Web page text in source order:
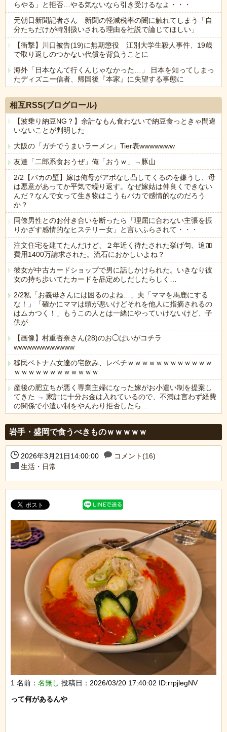
らやる」と拒否…やる気ないなら引き受けるなよ・・・
元朝日新聞記者さん 新聞の軽減税率の闇に触れてしまう「自
分たちだけが特別扱いされる理由を社説で論じてほしい」
【衝撃】川口被告(19)に無期懲役 江別大学生殺人事件、19歳
で取り返しのつかない代償を背負うことに
海外「日本なんて行くんじゃなかった…」 日本を知ってしまっ
たディズニー信者、帰国後『本家』に失望する事態に
相互RSS(ブログロール)
【波乗り納豆NG？】余計なもん食わないで納豆食っときゃ間違
いないことが判明した
大阪の「ガチでうまいラーメン」Tier表wwwwwww
友達「二郎系食おうぜ」俺「おうｗ」→豚山
2/2【バカの壁】嫁は俺母がアポなし凸してくるのを嫌うし、母
は悪意があってか平気で繰り返す。なぜ嫁姑は仲良くできない
んだ？なんで女って生き物はこうもバカで感情的なのだろう
か？
同僚男性とのお付き合いを断ったら「理屈に合わない主張を振
りかざす感情的なヒステリー女」と言いふらされて・・・
注文住宅を建てたんだけど、２年近く待たされた挙げ句、追加
費用1400万請求された。流石におかしいよね？
彼女が中古カードショップで男に話しかけられた。いきなり彼
女の持ち歩いてたカードを品定めしだしたらしく…
2/2私「お義母さんには困るのよね…」夫「ママを馬鹿にする
な！」「確かにママは頭が悪いけどそれを他人に指摘されるの
はムカつく！」もうこの人とは一緒にやっていけないけど、子
供が
【画像】村重杏奈さん(28)のお◯ぱいがコチラ
wwwwwwwwwwww
移民ベトナム女達の宅飲み、レベチｗｗｗｗｗｗｗｗｗｗｗｗ
ｗｗｗｗｗｗｗｗｗｗｗｗ
産後の肥立ちが悪く専業主婦になった嫁がお小遣い制を提案し
てきた → 家計に十分お金は入れているので、不満は言わず経費
の関係で小遣い制をやんわり拒否したら…
岩手・盛岡で食うべきものｗｗｗｗｗ
2026年3月21日14:00:00
コメント(16)
生活・日常
1 名前： 名無し 投稿日：2026/03/20 17:40:02 ID:rrpjlegNV
って何があるんや